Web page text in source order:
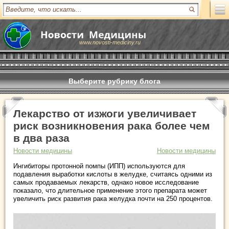
www.novosti-mediciny.ru
Выберите рубрику блога
Лекарство от изжоги увеличивает
риск возникновения рака более чем
в два раза
Новости медицины
Новости медицины
Ингибиторы протонной помпы (ИПП) используются для
подавления выработки кислоты в желудке, считаясь одними из
самых продаваемых лекарств, однако новое исследование
показало, что длительное применение этого препарата может
увеличить риск развития рака желудка почти на 250 процентов.